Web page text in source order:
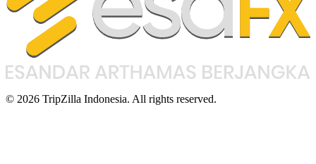
© 2026 TripZilla Indonesia. All rights reserved.